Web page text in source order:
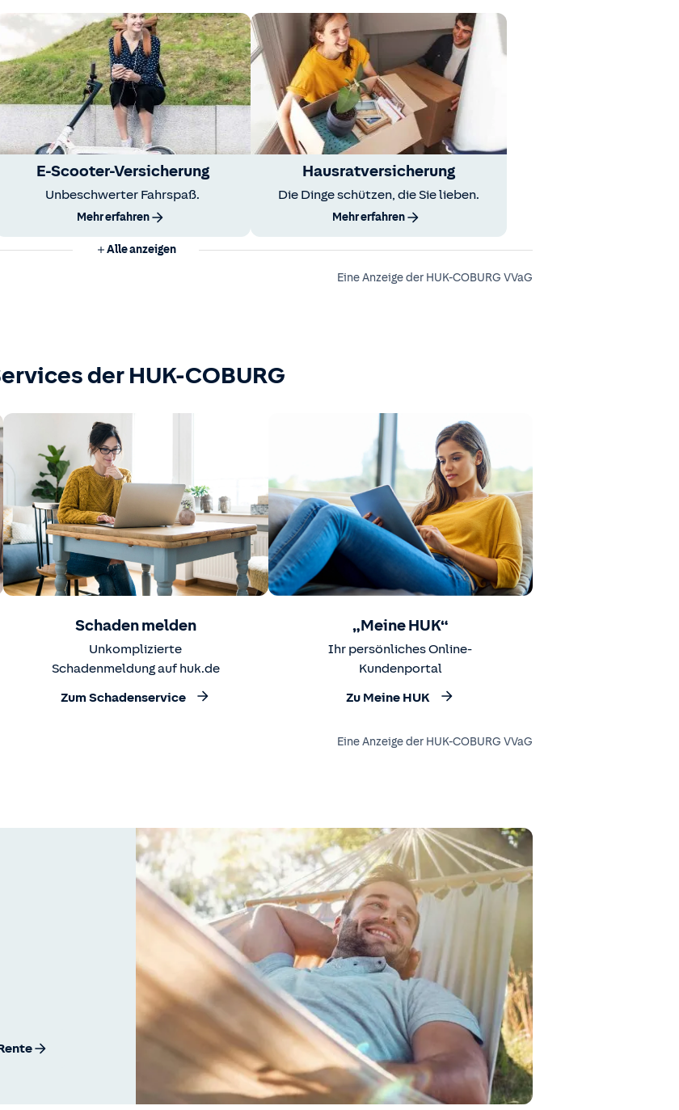
E-Scooter-Versicherung
Unbeschwerter Fahrspaß.
Mehr erfahren
Hausratversicherung
Die Dinge schützen, die Sie lieben.
Mehr erfahren
Alle anzeigen
Eine Anzeige der HUK-COBURG VVaG
der HUK-COBURG
Schaden melden
Unkomplizierte
Schadenmeldung auf huk.de
Zum Schadenservice
„Meine HUK“
Ihr persönliches Online-
Kundenportal
Zu Meine HUK
Eine Anzeige der HUK-COBURG VVaG